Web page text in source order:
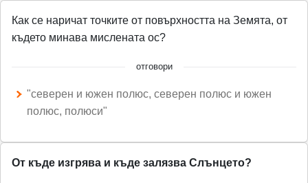
Как се наричат точките от повърхността на Земята, от
където минава мислената ос?
отговори
"северен и южен полюс, северен полюс и южен
полюс, полюси"
От къде изгрява и къде залязва Слънцето?